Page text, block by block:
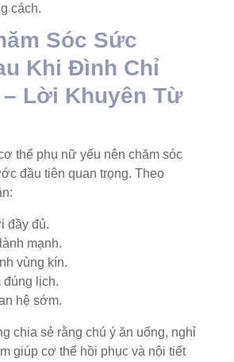
cách.
Sóc Sức
Khi Đình Chỉ
Lời Khuyên Từ
thể phụ nữ yếu nên chăm sóc
đầu tiên quan trọng. Theo
đầy đủ.
mạnh.
vùng kín.
đúng lịch.
hệ sớm.
chia sẻ rằng chú ý ăn uống, nghỉ
giúp cơ thể hồi phục và nội tiết